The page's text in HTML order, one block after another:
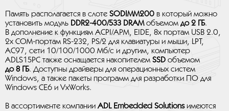
Память располагается в слоте SODIMM200 в который можно
установить модуль DDR2-400/533 DRAMобъемом до 2 ГБ.
В дополнение к функциям ACPI/APM, EIDE, 8x портам USB 2.0,
2x COM-портам RS-232, PS/2 для клавиатуры и мыши, LPT,
AC97, сети 10/100/1000 Мб/с и другим, компьютер
ADLS15PC также оснащается накопителем SSD объемом
до 8 ГБ. Доступны драйверы для операционных систем
Windows, а также пакеты программ для разработки ПО для
Windows CE6 и VxWorks.
В ассортименте компанииADL Embedded Solutionsимеются